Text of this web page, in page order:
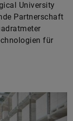
University
Partnerschaft
für